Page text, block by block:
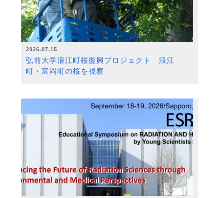
2026.07.15
弘前大学浪江町桜復興プロジェクト 浪江
町・富岡町の桜を視察